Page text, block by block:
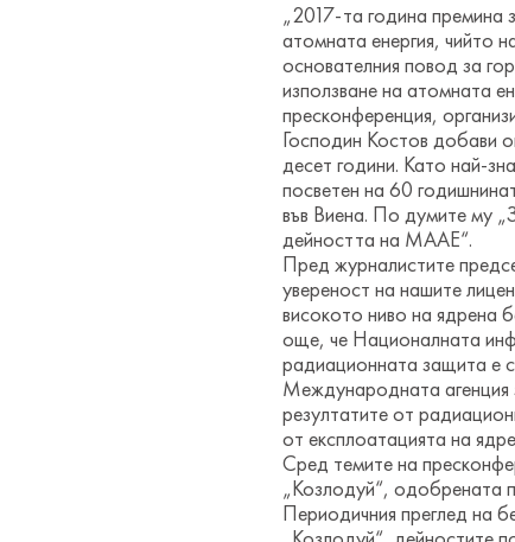
„2017-та година премина
атомната енергия, чийто
основателния повод за
използване на атомната
пресконференция,
Господин Костов добави
десет години. Като най-
посветен на 60
във Виена. По думите му
дейността на МААЕ“.
Пред журналистите
увереност на нашите
високото ниво на ядрена
още, че Националната
радиационната защита е
Международната
резултатите от
от експлоатацията на
Сред темите на
„Козлодуй“,
Периодичния преглед на